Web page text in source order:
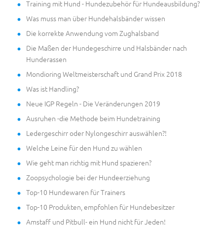
Training mit Hund - Hundezubehör für Hundeausbildung?
Was muss man über Hundehalsbänder wissen
Die korrekte Anwendung vom Zughalsband
Die Maßen der Hundegeschirre und Halsbänder nach
Hunderassen
Mondioring Weltmeisterschaft und Grand Prix 2018
Was ist Handling?
Neue IGP Regeln - Die Veränderungen 2019
Ausruhen -die Methode beim Hundetraining
Ledergeschirr oder Nylongeschirr auswählen?!
Welche Leine für den Hund zu wählen
Wie geht man richtig mit Hund spazieren?
Zoopsychologie bei der Hundeerziehung
Top-10 Hundewaren für Trainers
Top-10 Produkten, empfohlen für Hundebesitzer
Amstaff und Pitbull- ein Hund nicht für Jeden!